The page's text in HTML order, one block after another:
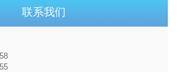
联系我们